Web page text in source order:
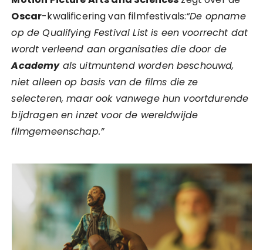
Oscar-kwalificering van filmfestivals:“De opname
op de Qualifying Festival List is een voorrecht dat
wordt verleend aan organisaties die door de
Academyals uitmuntend worden beschouwd,
niet alleen op basis van de films die ze
selecteren, maar ook vanwege hun voortdurende
bijdragen en inzet voor de wereldwijde
filmgemeenschap.”